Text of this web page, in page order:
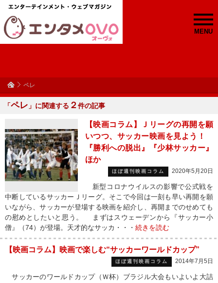
MENU
ペレ
「ペレ 」に関連する ２件の記事
【映画コラム】Ｊリーグの再開を願
いつつ、サッカー映画を見よう！
『勝利への脱出』『少林サッカー』
ほか
ほぼ週刊映画コラム 2020年5月20日
新型コロナウイルスの影響で公式戦を
中断しているサッカーＪリーグ。そこで今回は一刻も早い再開を願
いながら、サッカーが登場する映画を紹介し、再開までのせめても
の慰めとしたいと思う。 まずはスウェーデンから『サッカー小
僧』（74）が登場。天才的なサッカ・・・ 続きを読む
【映画コラム】映画で楽しむ“サッカーワールドカップ”
ほぼ週刊映画コラム 2014年7月5日
サッカーのワールドカップ（Ｗ杯）ブラジル大会もいよいよ大詰